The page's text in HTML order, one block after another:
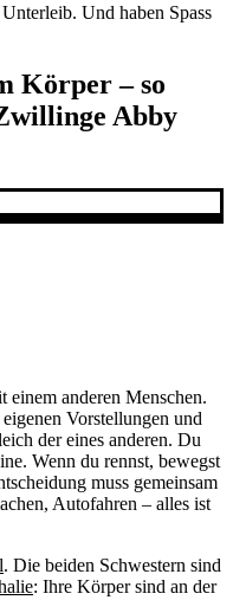
Und haben Spass
Körper – so
Abby
anderen Menschen.
Vorstellungen und
der eines anderen. Du
Wenn du rennst, bewegst
muss gemeinsam
Autofahren – alles ist
. Die beiden Schwestern sind
: Ihre Körper sind an der